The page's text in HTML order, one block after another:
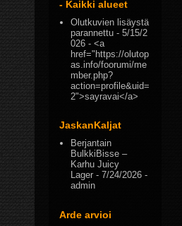
- Kaikki alueet
Olutkuvien lisäystä
parannettu - 5/15/2
026 - <a
href="https://olutop
as.info/foorumi/me
mber.php?
action=profile&uid=
2">sayravai</a>
JaskanKaljat
Berjantain
BulkkiBisse –
Karhu Juicy
Lager - 7/24/2026 -
admin
Arde arvioi